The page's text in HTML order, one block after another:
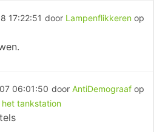
17:22:51 door Lampenflikkeren op
06:01:50 door AntiDemograaf op
het tankstation